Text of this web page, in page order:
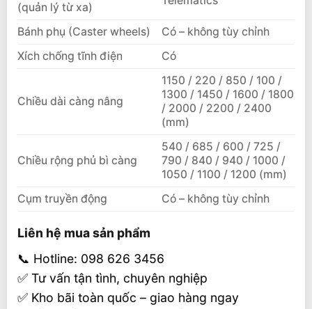
(quản lý từ xa)
Bánh phụ (Caster wheels)
Có – không tùy chỉnh
Xích chống tĩnh điện
Có
Chiều dài càng nâng
1150 / 220 / 850 / 100 /
1300 / 1450 / 1600 / 1800
/ 2000 / 2200 / 2400
(mm)
Chiều rộng phủ bì càng
540 / 685 / 600 / 725 /
790 / 840 / 940 / 1000 /
1050 / 1100 / 1200 (mm)
Cụm truyền động
Có – không tùy chỉnh
Liên hệ mua sản phẩm
📞 Hotline: 098 626 3456
✅ Tư vấn tận tình, chuyên nghiệp
✅ Kho bãi toàn quốc – giao hàng ngay